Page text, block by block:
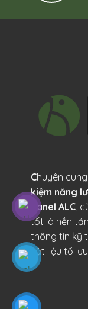
Chuyên
kiệm năng
panel ALC,
tốt là nền
thông tin kỹ
vật liệu tối